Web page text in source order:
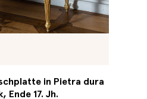
in Pietra dura
Ende 17. Jh.